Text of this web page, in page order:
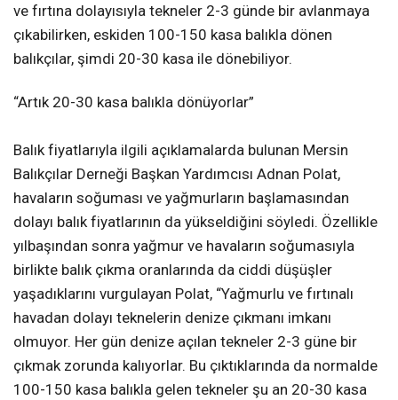
ve fırtına dolayısıyla tekneler 2-3 günde bir avlanmaya
çıkabilirken, eskiden 100-150 kasa balıkla dönen
balıkçılar, şimdi 20-30 kasa ile dönebiliyor.
“Artık 20-30 kasa balıkla dönüyorlar”
Balık fiyatlarıyla ilgili açıklamalarda bulunan Mersin
Balıkçılar Derneği Başkan Yardımcısı Adnan Polat,
havaların soğuması ve yağmurların başlamasından
dolayı balık fiyatlarının da yükseldiğini söyledi. Özellikle
yılbaşından sonra yağmur ve havaların soğumasıyla
birlikte balık çıkma oranlarında da ciddi düşüşler
yaşadıklarını vurgulayan Polat, “Yağmurlu ve fırtınalı
havadan dolayı teknelerin denize çıkmanı imkanı
olmuyor. Her gün denize açılan tekneler 2-3 güne bir
çıkmak zorunda kalıyorlar. Bu çıktıklarında da normalde
100-150 kasa balıkla gelen tekneler şu an 20-30 kasa